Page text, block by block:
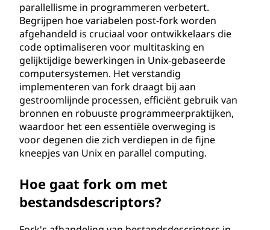
parallellisme in programmeren verbetert.
Begrijpen hoe variabelen post-fork worden
afgehandeld is cruciaal voor ontwikkelaars die
code optimaliseren voor multitasking en
gelijktijdige bewerkingen in Unix-gebaseerde
computersystemen. Het verstandig
implementeren van fork draagt bij aan
gestroomlijnde processen, efficiënt gebruik van
bronnen en robuuste programmeerpraktijken,
waardoor het een essentiële overweging is
voor degenen die zich verdiepen in de fijne
kneepjes van Unix en parallel computing.
Hoe gaat fork om met
bestandsdescriptors?